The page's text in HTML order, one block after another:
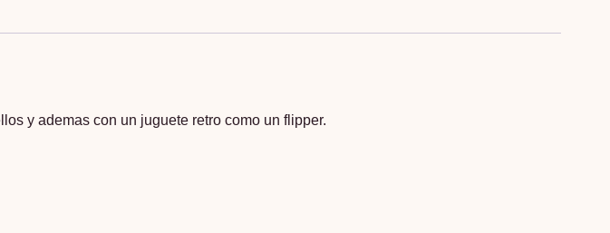
y ademas con un juguete retro como un flipper.